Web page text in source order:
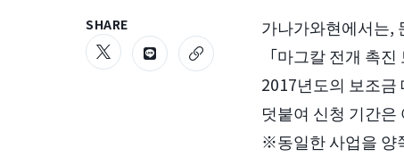
가나가와현에서는,
「마그칼 전개 촉
2017년도의 보조금
덧붙여 신청 기간은
※동일한 사업을 양
SHARE